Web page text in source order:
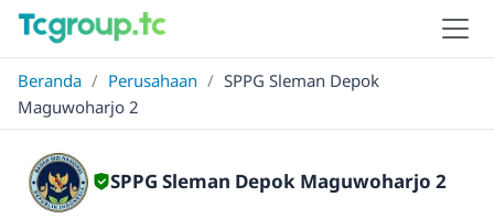
Beranda / Perusahaan / SPPG Sleman Depok
Maguwoharjo 2
SPPG Sleman Depok Maguwoharjo 2